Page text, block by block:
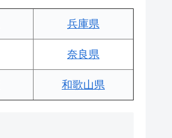
兵庫県
奈良県
和歌山県